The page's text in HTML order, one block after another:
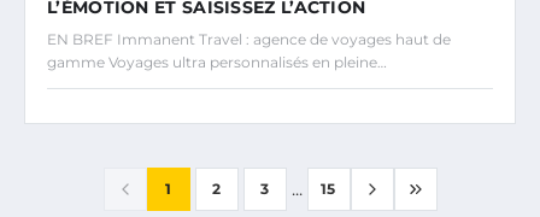
L’ÉMOTION ET SAISISSEZ L’ACTION
EN BREF Immanent Travel : agence de voyages haut de
gamme Voyages ultra personnalisés en pleine…
1 2 3 ... 15